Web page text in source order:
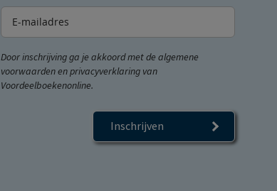
Door inschrijving ga je akkoord met de algemene
voorwaarden en privacyverklaring van
Voordeelboekenonline.
Inschrijven